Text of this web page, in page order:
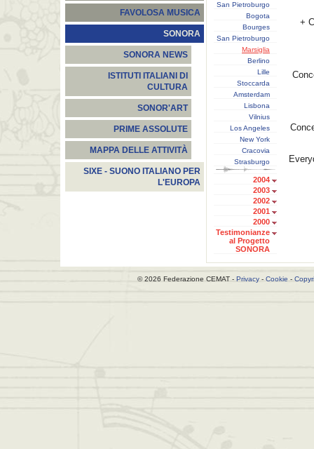
FAVOLOSA MUSICA
SONORA
SONORA NEWS
ISTITUTI ITALIANI DI
CULTURA
SONOR'ART
PRIME ASSOLUTE
MAPPA DELLE ATTIVITÀ
SIXE - SUONO ITALIANO PER
L'EUROPA
San Pietroburgo
Bogota
Bourges
San Pietroburgo
Marsiglia
Berlino
Lille
Stoccarda
Amsterdam
Lisbona
Vilnius
Los Angeles
New York
Cracovia
Strasburgo
2004
2003
2002
2001
2000
Testimonianze
al Progetto
SONORA
+
© 2026 Federazione CEMAT - Privacy- Cookie -